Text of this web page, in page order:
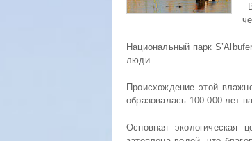
Национальный парк
люди.
Происхождение этой
образовалась 100 000 лет
Основная экологическая